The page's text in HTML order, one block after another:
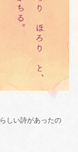
しい詩があったの